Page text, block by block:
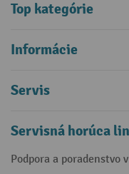
Top kategórie
Informácie
Servis
Servisná horúca
Podpora a poradenstvo